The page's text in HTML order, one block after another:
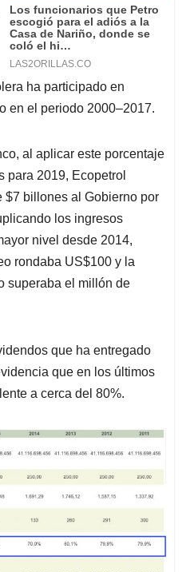
ha participado en
en el periodo 2000–2017.
al aplicar este porcentaje
para 2019, Ecopetrol
$7 billones al Gobierno por
los ingresos
nivel desde 2014,
rondaba US$100 y la
superaba el millón de
que ha entregado
que en los últimos
a cerca del 80%.